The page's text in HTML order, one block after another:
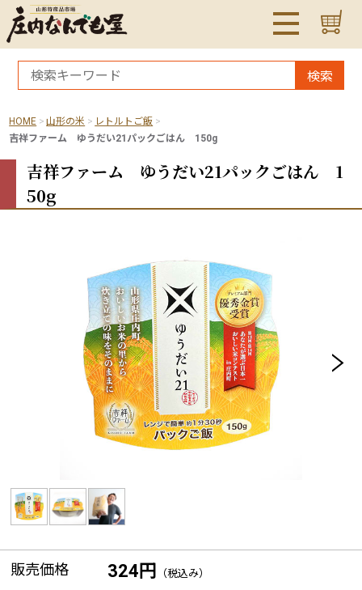
検索
HOME 山形の米
レトルトご飯
吉祥ファーム ゆうだい21パックごはん 150g
吉祥ファーム ゆうだい21パックごはん 1
50g
販売価格 324円 （税込み）